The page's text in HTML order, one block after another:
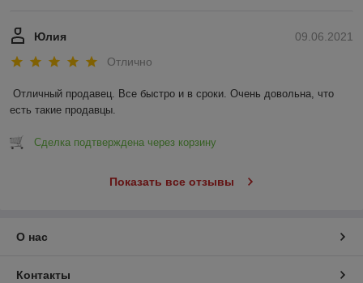
09.06.2021
Юлия
Отлично
Отличный продавец. Все быстро и в сроки. Очень довольна, что
есть такие продавцы.
Сделка подтверждена через корзину
Показать все отзывы
О нас
Контакты